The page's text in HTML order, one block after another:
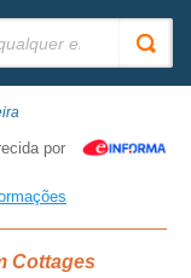
por
Cottages